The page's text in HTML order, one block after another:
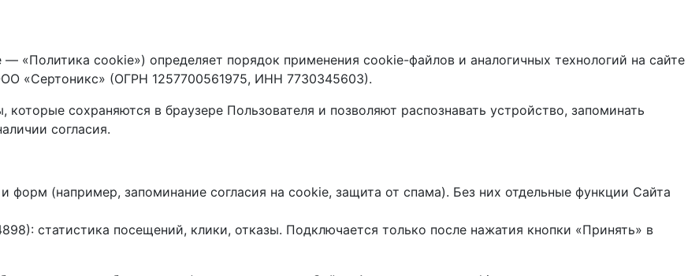
«Политика cookie») определяет порядок применения cookie-файлов и аналогичных технологий на сайте
«Сертоникс» (ОГРН 1257700561975, ИНН 7730345603).
сохраняются в браузере Пользователя и позволяют распознавать устройство, запоминать
согласия.
форм (например, запоминание согласия на cookie, защита от спама). Без них отдельные функции Сайта
статистика посещений, клики, отказы. Подключается только после нажатия кнопки «Принять» в